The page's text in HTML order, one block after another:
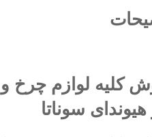
کلیه لوازم چرخ
سوناتا